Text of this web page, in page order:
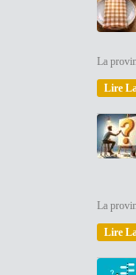
La
Lire
La
Lire